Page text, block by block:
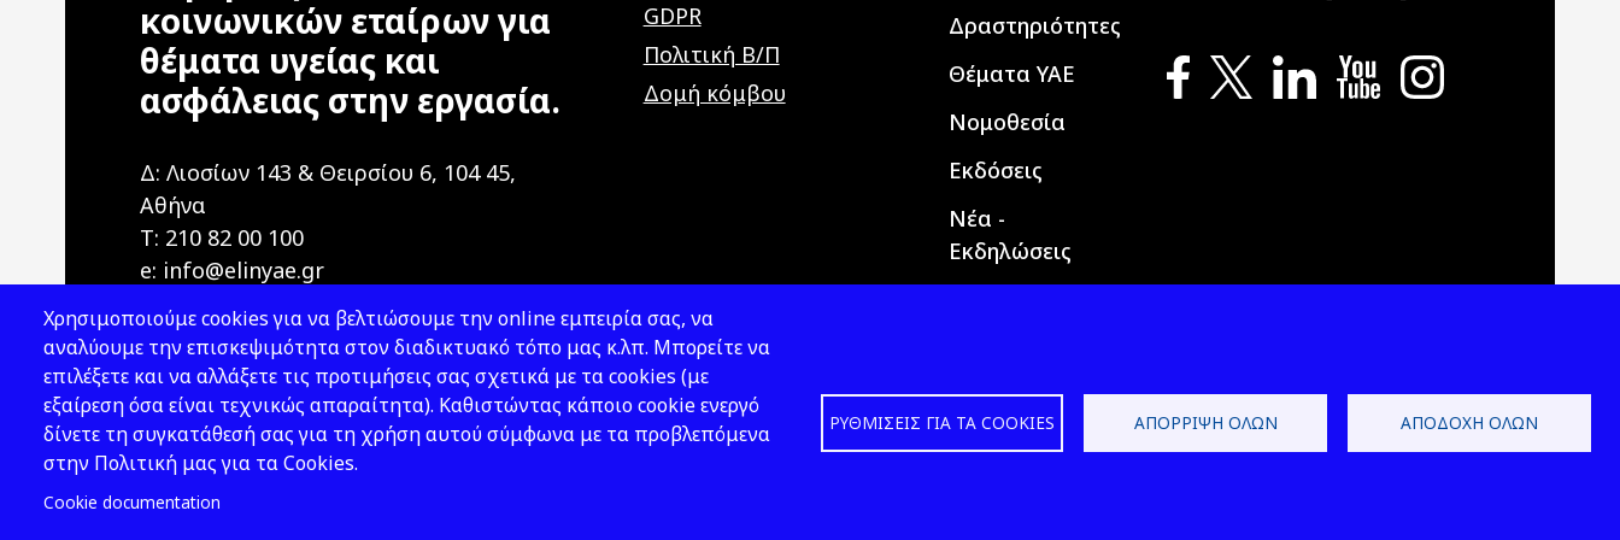
κοινωνικών εταίρων για
θέματα υγείας και
ασφάλειας στην εργασία.
Δ: Λιοσίων 143 & Θειρσίου 6, 104 45,
Αθήνα
T: 210 82 00 100
e: info@elinyae.gr
GDPR
Πολιτική Β/Π
Δομή κόμβου
Δραστηριότητες
Θέματα ΥΑΕ
Νομοθεσία
Εκδόσεις
Νέα -
Εκδηλώσεις
Χρησιμοποιούμε cookies για να βελτιώσουμε την online εμπειρία σας, να
αναλύουμε την επισκεψιμότητα στον διαδικτυακό τόπο μας κ.λπ. Μπορείτε να
επιλέξετε και να αλλάξετε τις προτιμήσεις σας σχετικά με τα cookies (με
εξαίρεση όσα είναι τεχνικώς απαραίτητα). Καθιστώντας κάποιο cookie ενεργό
δίνετε τη συγκατάθεσή σας για τη χρήση αυτού σύμφωνα με τα προβλεπόμενα
στην Πολιτική μας για τα Cookies.
Cookie documentation
ΡΥΘΜΊΣΕΙΣ ΓΙΑ ΤΑ COOKIES ΑΠΌΡΡΙΨΗ ΌΛΩΝ ΑΠΟΔΟΧΉ ΌΛΩΝ
2026 © ΕΛ.ΙΝ.Υ.Α.Ε. Design & Development by